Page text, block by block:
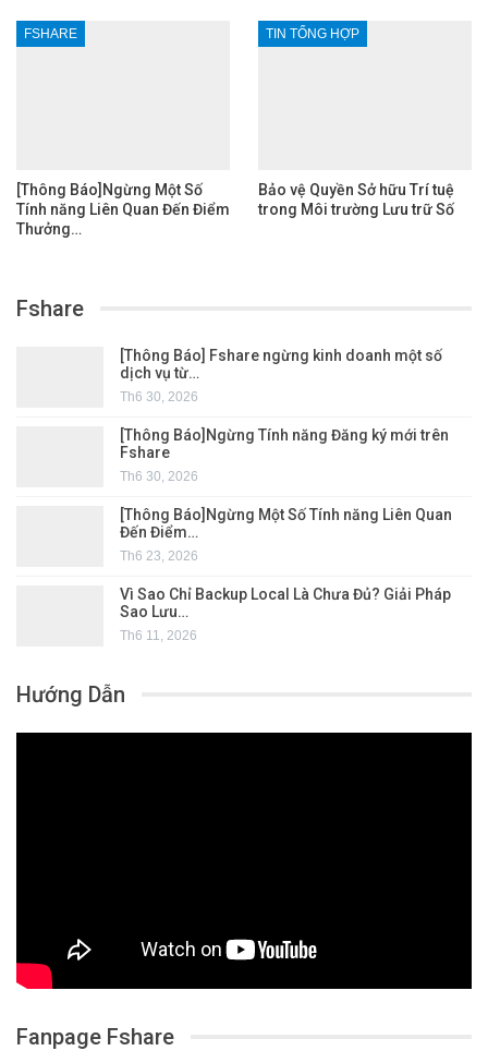
FSHARE
[Thông Báo]Ngừng Một Số
Tính năng Liên Quan Đến Điểm
Thưởng…
TIN TỔNG HỢP
Bảo vệ Quyền Sở hữu Trí tuệ
trong Môi trường Lưu trữ Số
Fshare
[Thông Báo] Fshare ngừng kinh doanh một số
dịch vụ từ…
Th6 30, 2026
[Thông Báo]Ngừng Tính năng Đăng ký mới trên
Fshare
Th6 30, 2026
[Thông Báo]Ngừng Một Số Tính năng Liên Quan
Đến Điểm…
Th6 23, 2026
Vì Sao Chỉ Backup Local Là Chưa Đủ? Giải Pháp
Sao Lưu…
Th6 11, 2026
Hướng Dẫn
Fanpage Fshare